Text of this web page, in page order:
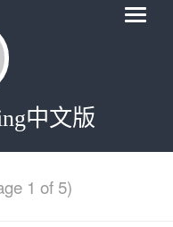
中文版
1 of 5)